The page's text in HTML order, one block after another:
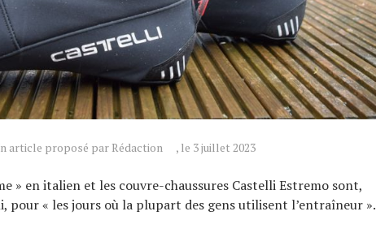
article proposé par Rédaction , le 3 juillet 2023
» en italien et les couvre-chaussures Castelli Estremo sont,
pour « les jours où la plupart des gens utilisent l’entraîneur ».